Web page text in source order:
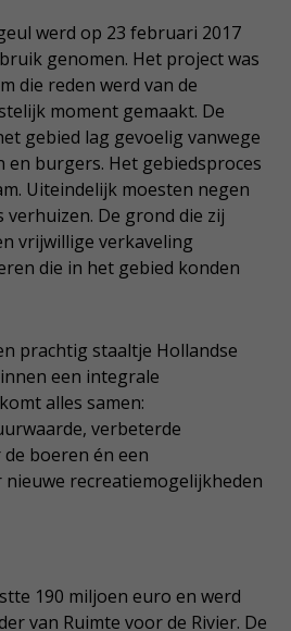
werd op 23 februari 2017
genomen. Het project was
die reden werd van de
moment gemaakt. De
gebied lag gevoelig vanwege
en burgers. Het gebiedsproces
Uiteindelijk moesten negen
De grond die zij
vrijwillige verkaveling
die in het gebied konden
prachtig staaltje Hollandse
een integrale
alles samen:
verbeterde
boeren én een
recreatiemogelijkheden
190 miljoen euro en werd
van Ruimte voor de Rivier. De